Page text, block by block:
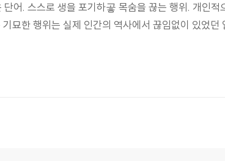
어. 스스로 생을 포기하곻 목숨을 끊는 행위. 개인적
묘한 행위는 실제 인간의 역사에서 끊임없이 있었던